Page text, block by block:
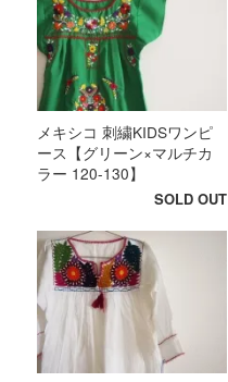
メキシコ 刺繍KIDSワンピ
ース【グリーン×マルチカ
ラー 120-130】
SOLD OUT